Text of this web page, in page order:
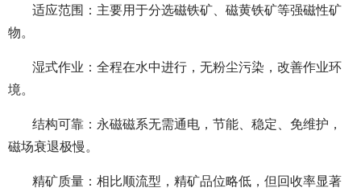
适应范围：主要用于分选磁铁矿、磁黄铁矿等强磁性矿
物。
湿式作业：全程在水中进行，无粉尘污染，改善作业环
境。
结构可靠：永磁磁系无需通电，节能、稳定、免维护，
磁场衰退极慢。
精矿质量：相比顺流型，精矿品位略低，但回收率显著